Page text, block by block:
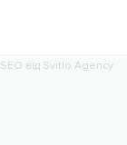
SEO від Svitlo Agency